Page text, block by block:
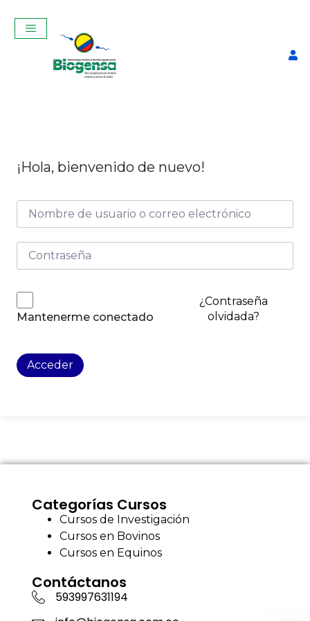
¡Hola, bienvenido de nuevo!
Mantenerme conectado
¿Contraseña
olvidada?
Acceder
Categorías Cursos
Cursos de Investigación
Cursos en Bovinos
Cursos en Equinos
Contáctanos
593997631194
Curso Teórico-Práctico de
Ginecología, Palpación y
vacas Junio 2025